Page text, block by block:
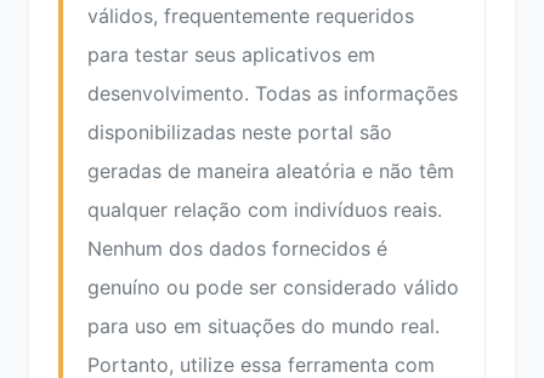
válidos, frequentemente requeridos
para testar seus aplicativos em
desenvolvimento. Todas as informações
disponibilizadas neste portal são
geradas de maneira aleatória e não têm
qualquer relação com indivíduos reais.
Nenhum dos dados fornecidos é
genuíno ou pode ser considerado válido
para uso em situações do mundo real.
Portanto, utilize essa ferramenta com